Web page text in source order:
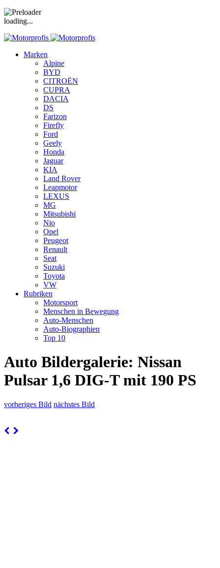
loading...
Marken
Alpine
BYD
CITROËN
CUPRA
DACIA
DS
Farizon
Firefly
Ford
Geely
Honda
Jaguar
KIA
Land Rover
Leapmotor
LEXUS
MG
Mitsubishi
Nio
Opel
Peugeot
Renault
Seat
Suzuki
Toyota
VW
Rubriken
Motorsport
Menschen in Bewegung
Auto-Menschen
Auto-Biographien
Top 10
Auto Bildergalerie: Nissan
Pulsar 1,6 DIG-T mit 190 PS
vorheriges Bild nächstes Bild